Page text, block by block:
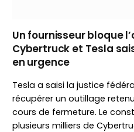
Un fournisseur bloque
Cybertruck et Tesla
en urgence
Tesla a saisi la justice
récupérer un outillage
cours de fermeture. Le
plusieurs milliers de